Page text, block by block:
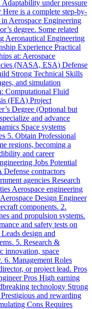
under pressure
is a complete step-by-
Aerospace Engineering
degree. Some related
Aeronautical Engineering
Experience Practical
at: Aerospace
(NASA, ESA) Defense
Strong Technical Skills
and simulation
Computational Fluid
(FEA) Project
Degree (Optional but
and advance
Space systems
5. Obtain Professional
regions, becoming a
and career
Jobs Potential
contractors
agencies Research
Aerospace engineering
Design Engineer
components. 2.
and propulsion systems.
and safety tests on
design and
5. Research &
innovation, space
6. Management Roles
or project lead. Pros
Pros High earning
technology Strong
and rewarding
Cons Requires